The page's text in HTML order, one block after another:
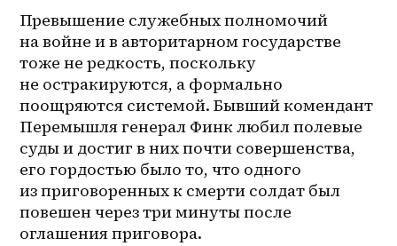
Превышение служебных полномочий
на войне и в авторитарном государстве
тоже не редкость, поскольку
не остракируются, а формально
поощряются системой. Бывший комендант
Перемышля генерал Финк любил полевые
суды и достиг в них почти совершенства,
его гордостью было то, что одного
из приговоренных к смерти солдат был
повешен через три минуты после
оглашения приговора.